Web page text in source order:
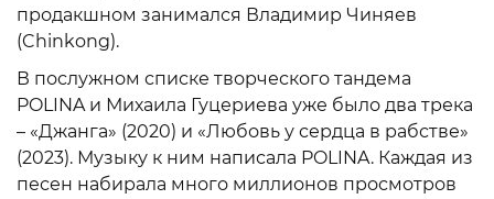
продакшном занимался Владимир Чиняев
(Chinkong).
В послужном списке творческого тандема
POLINA и Михаила Гуцериева уже было два трека
– «Джанга» (2020) и «Любовь у сердца в рабстве»
(2023). Музыку к ним написала POLINA. Каждая из
песен набирала много миллионов просмотров